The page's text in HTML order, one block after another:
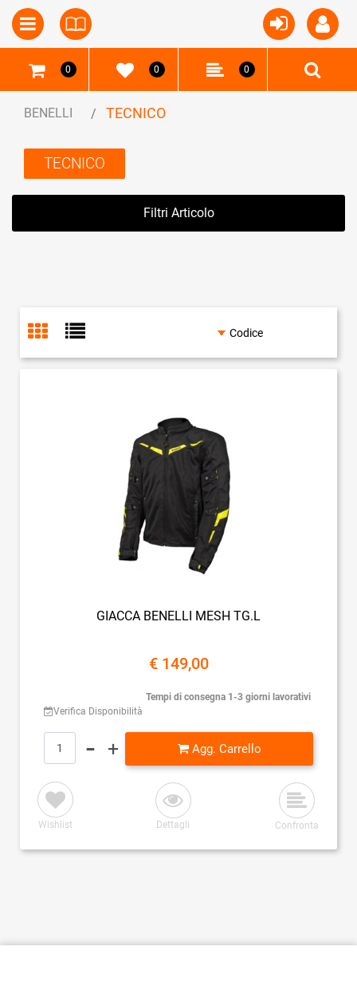
Open Open menu
0 0 0
BENELLI TECNICO
TECNICO
Filtri Articolo
GIACCA BENELLI MESH TG.L
€ 149,00
Verifica Disponibilità
Tempi di consegna 1-3 giorni lavorativi
Quantità
Agg. Carrello
Wishlist Dettagli Confronta